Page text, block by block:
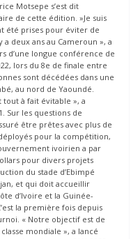
Motsepe s’est dit
de cette édition. »Je suis
été prises pour éviter de
deux ans au Cameroun », a
d’une longue conférence de
lors du 8e de finale entre
sont décédées dans une
au nord de Yaoundé.
tout à fait évitable », a
Sur les questions de
être prêtes avec plus de
pour la compétition,
ivoirien a par
pour divers projets
du stade d’Ebimpé
et qui doit accueillir
d’Ivoire et la Guinée-
la première fois depuis
« Notre objectif est de
mondiale », a lancé